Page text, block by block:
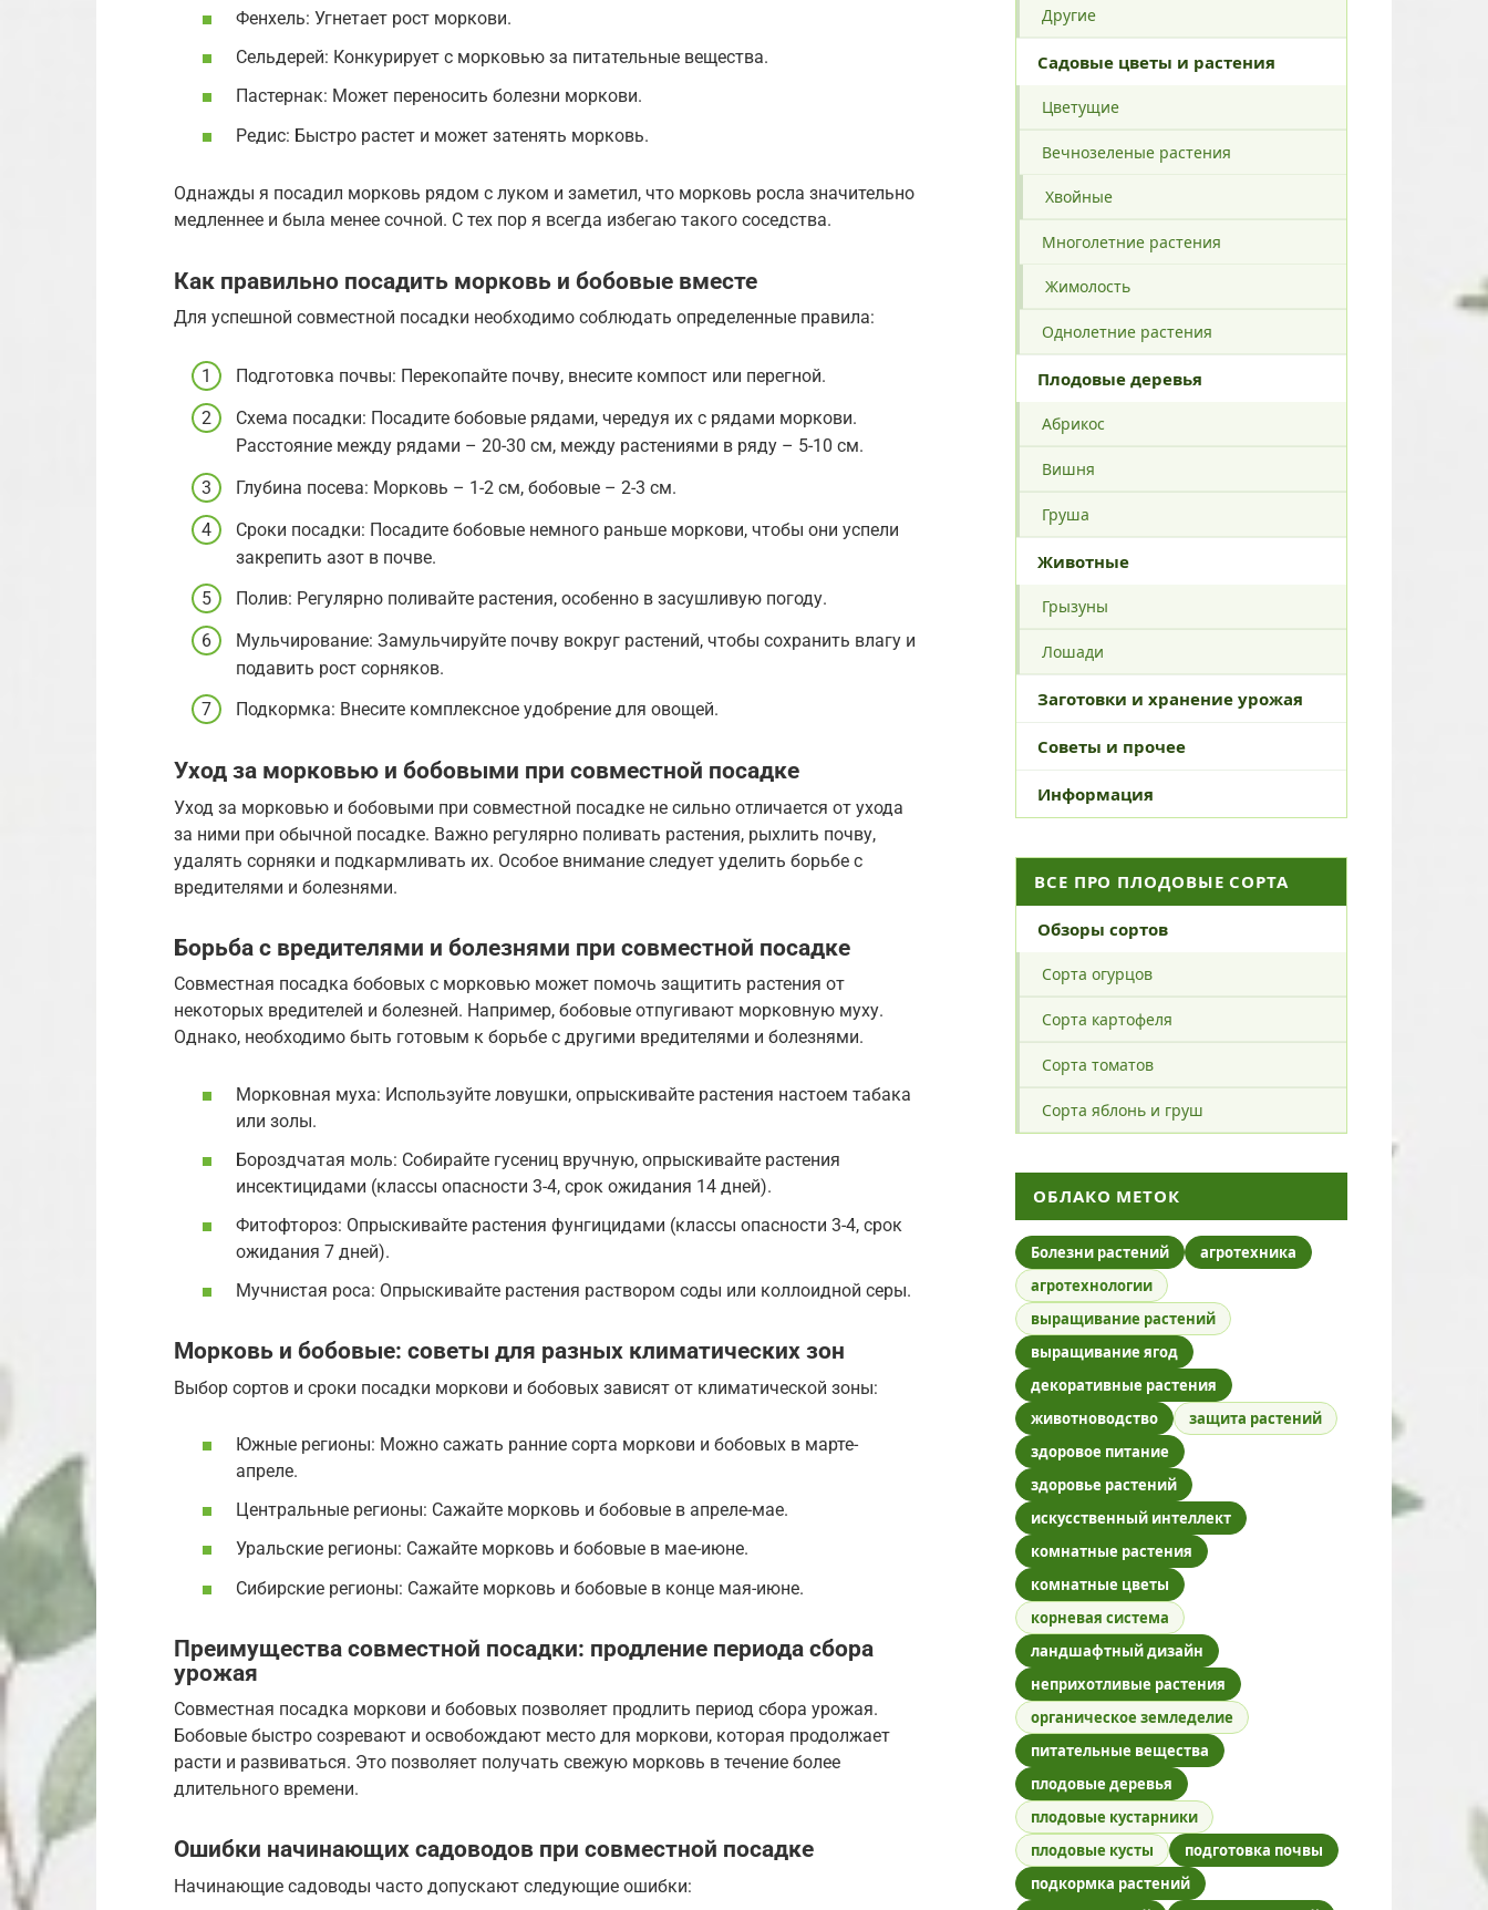
Фенхель: Угнетает рост моркови.
Сельдерей: Конкурирует с морковью за питательные вещества.
Пастернак: Может переносить болезни моркови.
Редис: Быстро растет и может затенять морковь.
Однажды я посадил морковь рядом с луком и заметил, что морковь росла значительно
медленнее и была менее сочной. С тех пор я всегда избегаю такого соседства.
Как правильно посадить морковь и бобовые вместе
Для успешной совместной посадки необходимо соблюдать определенные правила:
Подготовка почвы: Перекопайте почву, внесите компост или перегной.
Схема посадки: Посадите бобовые рядами, чередуя их с рядами моркови.
Расстояние между рядами – 20-30 см, между растениями в ряду – 5-10 см.
Глубина посева: Морковь – 1-2 см, бобовые – 2-3 см.
Сроки посадки: Посадите бобовые немного раньше моркови, чтобы они успели
закрепить азот в почве.
Полив: Регулярно поливайте растения, особенно в засушливую погоду.
Мульчирование: Замульчируйте почву вокруг растений, чтобы сохранить влагу и
подавить рост сорняков.
Подкормка: Внесите комплексное удобрение для овощей.
Уход за морковью и бобовыми при совместной посадке
Уход за морковью и бобовыми при совместной посадке не сильно отличается от ухода
за ними при обычной посадке. Важно регулярно поливать растения, рыхлить почву,
удалять сорняки и подкармливать их. Особое внимание следует уделить борьбе с
вредителями и болезнями.
Борьба с вредителями и болезнями при совместной посадке
Совместная посадка бобовых с морковью может помочь защитить растения от
некоторых вредителей и болезней. Например, бобовые отпугивают морковную муху.
Однако, необходимо быть готовым к борьбе с другими вредителями и болезнями.
Морковная муха: Используйте ловушки, опрыскивайте растения настоем табака
или золы.
Бороздчатая моль: Собирайте гусениц вручную, опрыскивайте растения
инсектицидами (классы опасности 3-4, срок ожидания 14 дней).
Фитофтороз: Опрыскивайте растения фунгицидами (классы опасности 3-4, срок
ожидания 7 дней).
Мучнистая роса: Опрыскивайте растения раствором соды или коллоидной серы.
Морковь и бобовые: советы для разных климатических зон
Выбор сортов и сроки посадки моркови и бобовых зависят от климатической зоны:
Южные регионы: Можно сажать ранние сорта моркови и бобовых в марте-
апреле.
Центральные регионы: Сажайте морковь и бобовые в апреле-мае.
Уральские регионы: Сажайте морковь и бобовые в мае-июне.
Сибирские регионы: Сажайте морковь и бобовые в конце мая-июне.
Преимущества совместной посадки: продление периода сбора
урожая
Совместная посадка моркови и бобовых позволяет продлить период сбора урожая.
Бобовые быстро созревают и освобождают место для моркови, которая продолжает
расти и развиваться. Это позволяет получать свежую морковь в течение более
длительного времени.
Ошибки начинающих садоводов при совместной посадке
Начинающие садоводы часто допускают следующие ошибки:
Другие
Садовые цветы и растения
Цветущие
Вечнозеленые растения
Хвойные
Многолетние растения
Жимолость
Однолетние растения
Плодовые деревья
Абрикос
Вишня
Груша
Животные
Грызуны
Лошади
Заготовки и хранение урожая
Советы и прочее
Информация
ВСЕ ПРО ПЛОДОВЫЕ СОРТА
Обзоры сортов
Сорта огурцов
Сорта картофеля
Сорта томатов
Сорта яблонь и груш
ОБЛАКО МЕТОК
Болезни растений
агротехника
агротехнологии
выращивание растений
выращивание ягод
декоративные растения
животноводство
защита растений
здоровое питание
здоровье растений
искусственный интеллект
комнатные растения
комнатные цветы
корневая система
ландшафтный дизайн
неприхотливые растения
органическое земледелие
питательные вещества
плодовые деревья
плодовые кустарники
плодовые кусты
подготовка почвы
подкормка растений